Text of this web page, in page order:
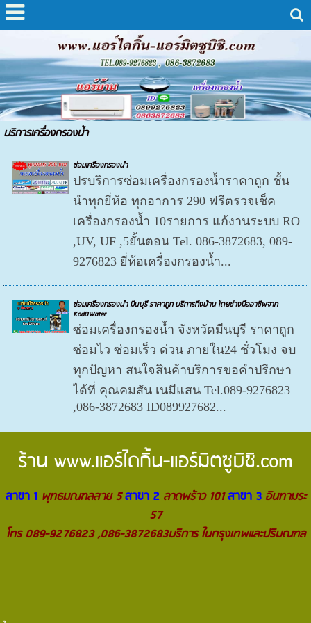
บริการเครื่องกรองน้ำ
ซ่อมเครื่องกรองน้ำ
ปรบริการซ่อมเครื่องกรองน้ำราคาถูก ชั้น
นำทุกยี่ห้อ ทุกอาการ 290 ฟรีตรวจเช็ค
เครื่องกรองน้ำ 10รายการ แก้งานระบบ RO
,UV, UF ,5ยั้นตอน Tel. 086-3872683, 089-
9276823 ยี่ห้อเครื่องกรองน้ำ...
ซ่อมเครื่องกรองน้ำ มีนบุรี ราคาถูก บริการถึงบ้าน โดยช่างมืออาชีพจาก
KodDWater
ซ่อมเครื่องกรองน้ำ จังหวัดมีนบุรี ราคาถูก
ซ่อมไว ซ่อมเร็ว ด่วน ภายใน24 ชั่วโมง จบ
ทุกปัญหา สนใจสินค้าบริการขอคำปรีกษา
ได้ที่ คุณคมสัน เนมีแสน Tel.089-9276823
,086-3872683 ID089927682...
ร้าน www.แอร์ไดกิ้น-แอร์มิตซูบิชิ.com
สาขา 1พุทธมณฑลสาย 5 สาขา 2ลาดพร้าว 101 สาขา 3 อินทามระ
57
โทร 089-9276823 ,086-3872683บริการ ในกรุงเทพและปริมณฑล